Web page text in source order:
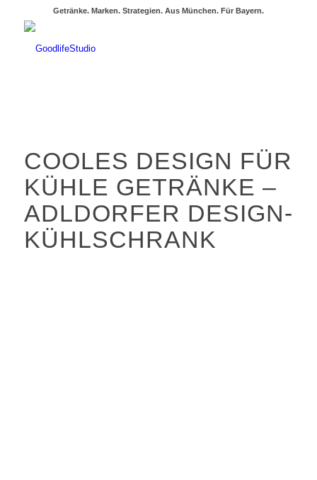
Getränke. Marken. Strategien. Aus München. Für Bayern.
COOLES DESIGN FÜR
KÜHLE GETRÄNKE –
ADLDORFER DESIGN-
KÜHLSCHRANK